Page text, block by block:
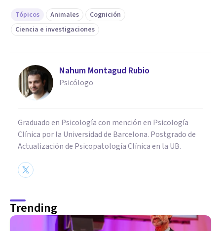
Tópicos Animales
Cognición
Ciencia e investigaciones
Nahum Montagud Rubio
Psicólogo
Graduado en Psicología con mención en Psicología
Clínica por la Universidad de Barcelona. Postgrado de
Actualización de Psicopatología Clínica en la UB.
Trending